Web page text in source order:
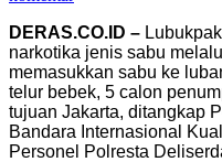
DERAS.CO.ID –
narkotika jenis sabu
memasukkan sabu ke
telur bebek, 5 calon
tujuan Jakarta, ditangkap
Bandara Internasional
Personel Polresta